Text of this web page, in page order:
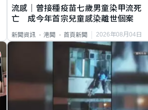
流感｜曾接種疫苗七歲男童染甲流死
亡 成今年首宗兒童感染離世個案
新聞資訊 港聞 首頁新聞 2026年08月04日